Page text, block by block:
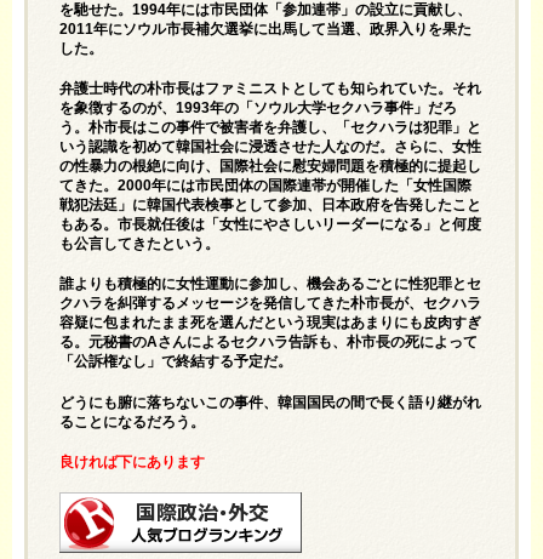
を馳せた。1994年には市民団体「参加連帯」の設立に貢献し、
2011年にソウル市長補欠選挙に出馬して当選、政界入りを果た
した。
弁護士時代の朴市長はファミニストとしても知られていた。それ
を象徴するのが、1993年の「ソウル大学セクハラ事件」だろ
う。朴市長はこの事件で被害者を弁護し、「セクハラは犯罪」と
いう認識を初めて韓国社会に浸透させた人なのだ。さらに、女性
の性暴力の根絶に向け、国際社会に慰安婦問題を積極的に提起し
てきた。2000年には市民団体の国際連帯が開催した「女性国際
戦犯法廷」に韓国代表検事として参加、日本政府を告発したこと
もある。市長就任後は「女性にやさしいリーダーになる」と何度
も公言してきたという。
誰よりも積極的に女性運動に参加し、機会あるごとに性犯罪とセ
クハラを糾弾するメッセージを発信してきた朴市長が、セクハラ
容疑に包まれたまま死を選んだという現実はあまりにも皮肉すぎ
る。元秘書のAさんによるセクハラ告訴も、朴市長の死によって
「公訴権なし」で終結する予定だ。
どうにも腑に落ちないこの事件、韓国国民の間で長く語り継がれ
ることになるだろう。
良ければ下にあります